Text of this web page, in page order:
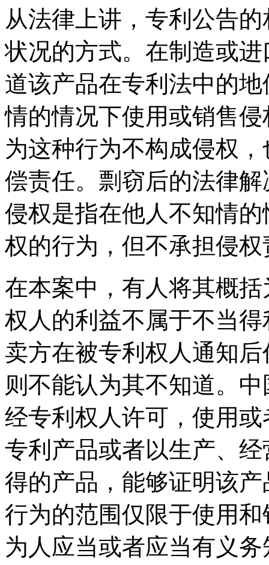
从法律上讲，专利公告
状况的方式。在制造或
道该产品在专利法中的
情的情况下使用或销售
为这种行为不构成侵权
偿责任。剽窃后的法律
侵权是指在他人不知情
权的行为，但不承担侵权
在本案中，有人将其概
权人的利益不属于不当
卖方在被专利权人通知
则不能认为其不知道。
经专利权人许可，使用
专利产品或者以生产、
得的产品，能够证明该
行为的范围仅限于使用
为人应当或者应当有义